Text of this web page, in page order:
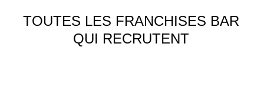
TOUTES LES FRANCHISES BAR
QUI RECRUTENT